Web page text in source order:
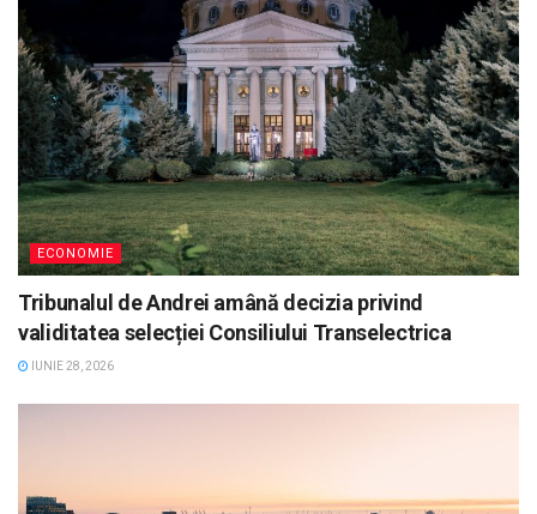
ECONOMIE
Tribunalul de Andrei amână decizia privind
validitatea selecției Consiliului Transelectrica
IUNIE 28, 2026